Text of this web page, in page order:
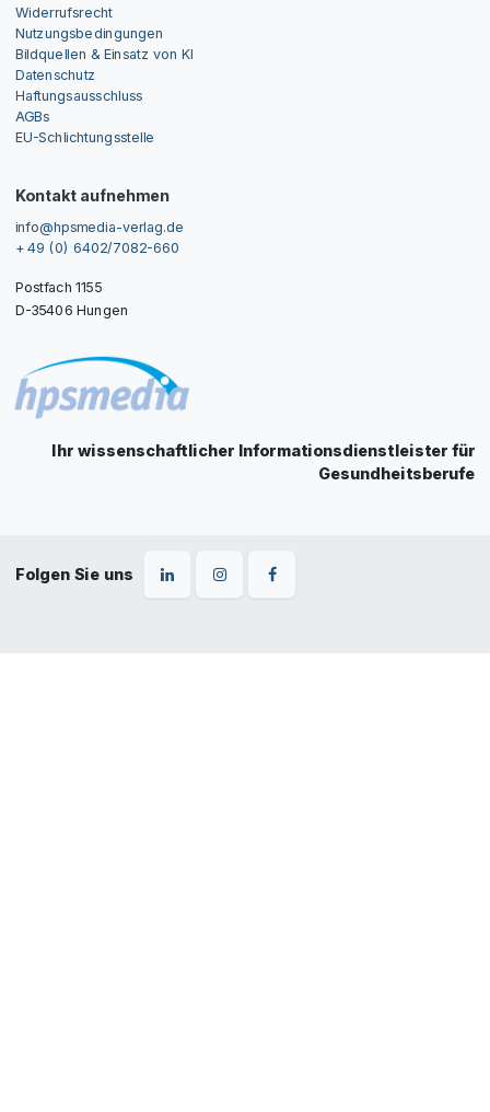
Widerrufsrecht
Nutzungsbedingungen
Bildquellen & Einsatz von KI
Datenschutz
Haftungsausschluss
AGBs
EU-Schlichtungsstelle
Kontakt aufnehmen
info@hpsmedia-verlag.de
+ 49 (0) 6402/7082-660
Postfach 1155
D-35406 Hungen
Ihr wissenschaftlicher Informationsdienstleister für
Gesundheitsberufe
Folgen Sie uns